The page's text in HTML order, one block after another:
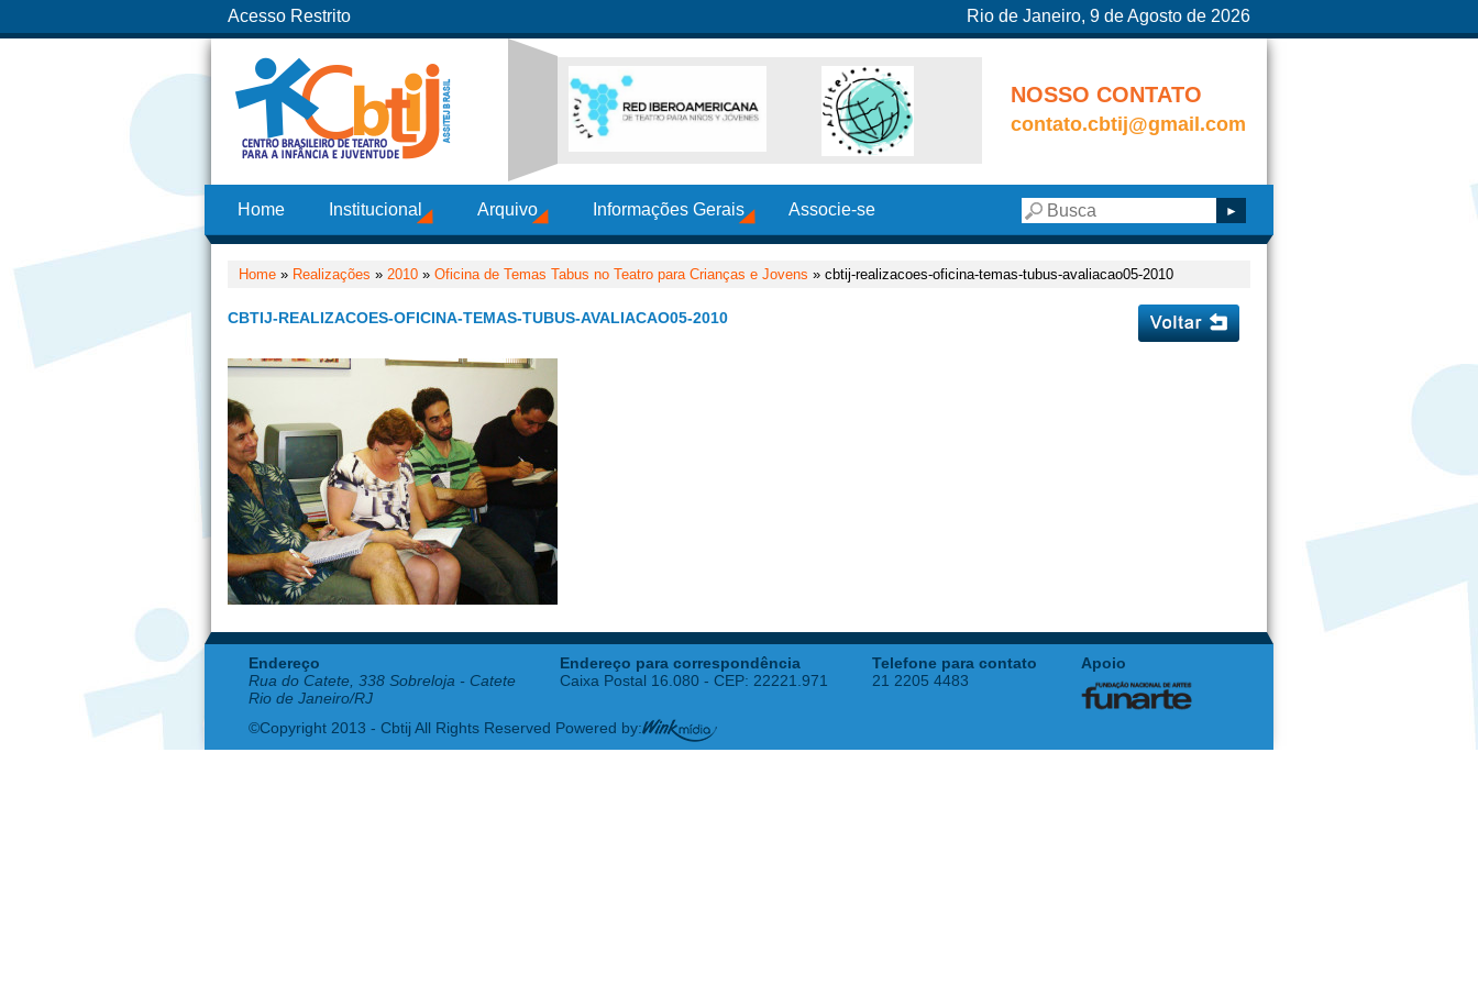
Acesso Restrito Rio de Janeiro, 9 de Agosto de 2026
NOSSO CONTATO
contato.cbtij@gmail.com
Home Institucional Arquivo Informações Gerais Associe-se
Home » Realizações » 2010 » Oficina de Temas Tabus no Teatro para Crianças e Jovens » cbtij-realizacoes-oficina-temas-tubus-avaliacao05-2010
CBTIJ-REALIZACOES-OFICINA-TEMAS-TUBUS-AVALIACAO05-2010
Endereço
Rua do Catete, 338 Sobreloja - Catete
Rio de Janeiro/RJ
Endereço para correspondência
Caixa Postal 16.080 - CEP: 22221.971
Telefone para contato
21 2205 4483
Apoio
©Copyright 2013 - Cbtij All Rights Reserved Powered by: